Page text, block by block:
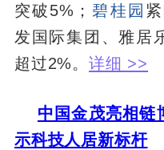
突破5%； 碧桂园
发国际集团、雅居
超过2%。详细 >>
中国金茂亮相链
示科技人居新标杆